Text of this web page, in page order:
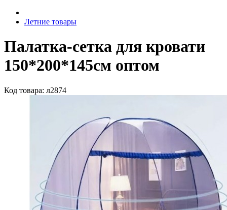
Летние товары
Палатка-сетка для кровати
150*200*145см оптом
Код товара: л2874